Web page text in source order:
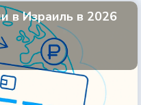
в Израиль в 2026